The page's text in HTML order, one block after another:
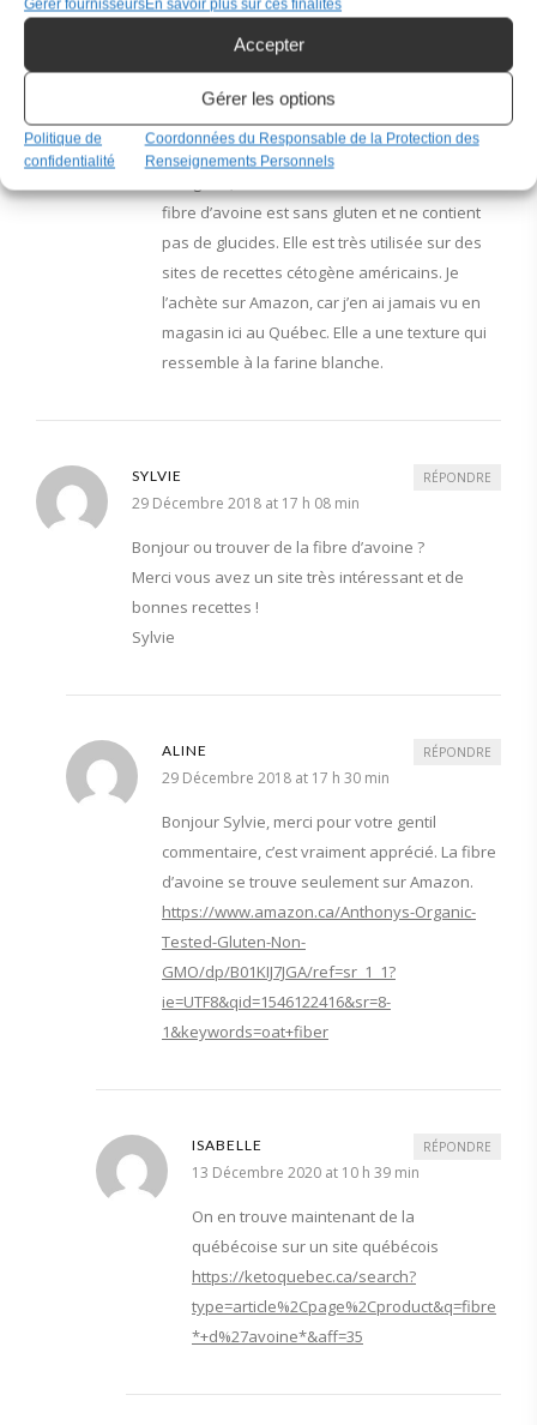
Gérer fournisseursEn savoir plus sur ces finalités
Accepter
Gérer les options
Politique de
confidentialité
Coordonnées du Responsable de la Protection des
Renseignements Personnels
30 octobre 2018 at 21 h 04 min
Bonjour Suzanne, oui la fibre d’avoine est
fibre d’avoine est sans gluten et ne contient
pas de glucides. Elle est très utilisée sur des
sites de recettes cétogène américains. Je
l’achète sur Amazon, car j’en ai jamais vu en
magasin ici au Québec. Elle a une texture qui
ressemble à la farine blanche.
SYLVIE
29 Décembre 2018 at 17 h 08 min
Bonjour ou trouver de la fibre d’avoine ?
Merci vous avez un site très intéressant et de
bonnes recettes !
Sylvie
RÉPONDRE
ALINE
29 Décembre 2018 at 17 h 30 min
Bonjour Sylvie, merci pour votre gentil
commentaire, c’est vraiment apprécié. La fibre
d’avoine se trouve seulement sur Amazon.
https://www.amazon.ca/Anthonys-Organic-
Tested-Gluten-Non-
GMO/dp/B01KIJ7JGA/ref=sr_1_1?
ie=UTF8&qid=1546122416&sr=8-
1&keywords=oat+fiber
RÉPONDRE
ISABELLE
13 Décembre 2020 at 10 h 39 min
On en trouve maintenant de la
québécoise sur un site québécois
https://ketoquebec.ca/search?
type=article%2Cpage%2Cproduct&q=fibre
*+d%27avoine*&aff=35
RÉPONDRE